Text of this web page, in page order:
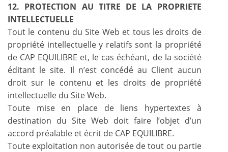
12. PROTECTION AU TITRE DE LA PROPRIETE
INTELLECTUELLE
Tout le contenu du Site Web et tous les droits de
propriété intellectuelle y relatifs sont la propriété
de CAP EQUILIBRE et, le cas échéant, de la société
éditant le site. Il n’est concédé au Client aucun
droit sur le contenu et les droits de propriété
intellectuelle du Site Web.
Toute mise en place de liens hypertextes à
destination du Site Web doit faire l’objet d’un
accord préalable et écrit de CAP EQUILIBRE.
Toute exploitation non autorisée de tout ou partie